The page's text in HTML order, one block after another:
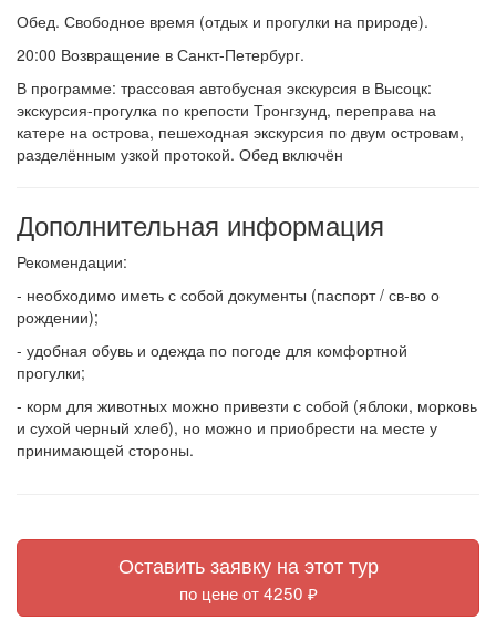
Обед. Свободное время (отдых и прогулки на природе).
20:00 Возвращение в Санкт-Петербург.
В программе: трассовая автобусная экскурсия в Высоцк:
экскурсия-прогулка по крепости Тронгзунд, переправа на
катере на острова, пешеходная экскурсия по двум островам,
разделённым узкой протокой. Обед включён
Дополнительная информация
Рекомендации:
- необходимо иметь с собой документы (паспорт / св-во о
рождении);
- удобная обувь и одежда по погоде для комфортной
прогулки;
- корм для животных можно привезти с собой (яблоки, морковь
и сухой черный хлеб), но можно и приобрести на месте у
принимающей стороны.
Оставить заявку на этот тур
по цене от 4250 ₽